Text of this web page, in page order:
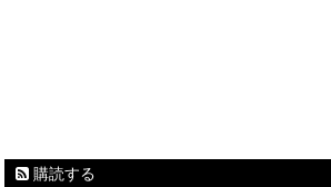
購読する